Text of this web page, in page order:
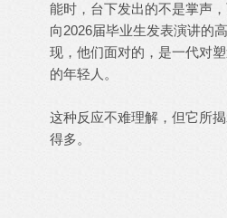
能时，台下发出的不是掌声
向2026届毕业生发表演讲的
现，他们面对的，是一代对
的年轻人。
这种反应不难理解，但它所
得多。